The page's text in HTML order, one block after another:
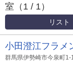
室（1 / 1）
リスト
小田澄江フラメ
群馬県伊勢崎市今泉町1-